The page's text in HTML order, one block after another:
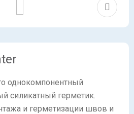
однокомпонентный
силикатный герметик.
и герметизации швов и